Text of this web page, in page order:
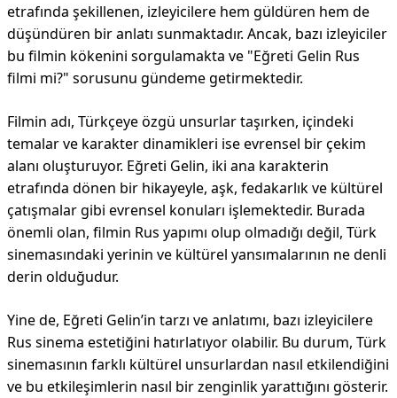
etrafında şekillenen, izleyicilere hem güldüren hem de
düşündüren bir anlatı sunmaktadır. Ancak, bazı izleyiciler
bu filmin kökenini sorgulamakta ve "Eğreti Gelin Rus
filmi mi?" sorusunu gündeme getirmektedir.
Filmin adı, Türkçeye özgü unsurlar taşırken, içindeki
temalar ve karakter dinamikleri ise evrensel bir çekim
alanı oluşturuyor. Eğreti Gelin, iki ana karakterin
etrafında dönen bir hikayeyle, aşk, fedakarlık ve kültürel
çatışmalar gibi evrensel konuları işlemektedir. Burada
önemli olan, filmin Rus yapımı olup olmadığı değil, Türk
sinemasındaki yerinin ve kültürel yansımalarının ne denli
derin olduğudur.
Yine de, Eğreti Gelin’in tarzı ve anlatımı, bazı izleyicilere
Rus sinema estetiğini hatırlatıyor olabilir. Bu durum, Türk
sinemasının farklı kültürel unsurlardan nasıl etkilendiğini
ve bu etkileşimlerin nasıl bir zenginlik yarattığını gösterir.